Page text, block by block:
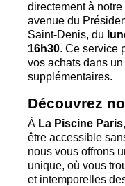
directement à
avenue du
Saint-Denis, du
16h30. Ce service
vos achats dans
supplémentaires.
Découvrez
À La Piscine Paris
être accessible
nous vous offrons
unique, où vous
et intemporelles